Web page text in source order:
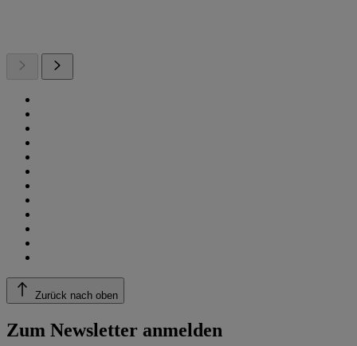
Zurück nach oben
Zum Newsletter anmelden